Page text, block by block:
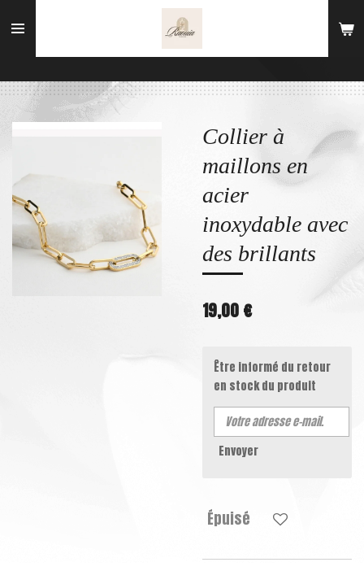
au
Collier à
maillons en
acier
inoxydable avec
des brillants
19,00 €
Être informé du retour
en stock du produit
Envoyer
Épuisé